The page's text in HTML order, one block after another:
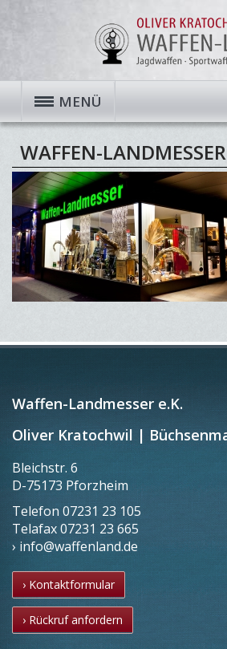
MENÜ
WAFFEN-
Waffen-Landmesser e.K.
Oliver Kratochwil |
Bleichstr. 6
D-75173 Pforzheim
Telefon 07231 23 105
Telafax07231 23 665
› info@waffenland.de
› Kontaktformular
› Rückruf anfordern